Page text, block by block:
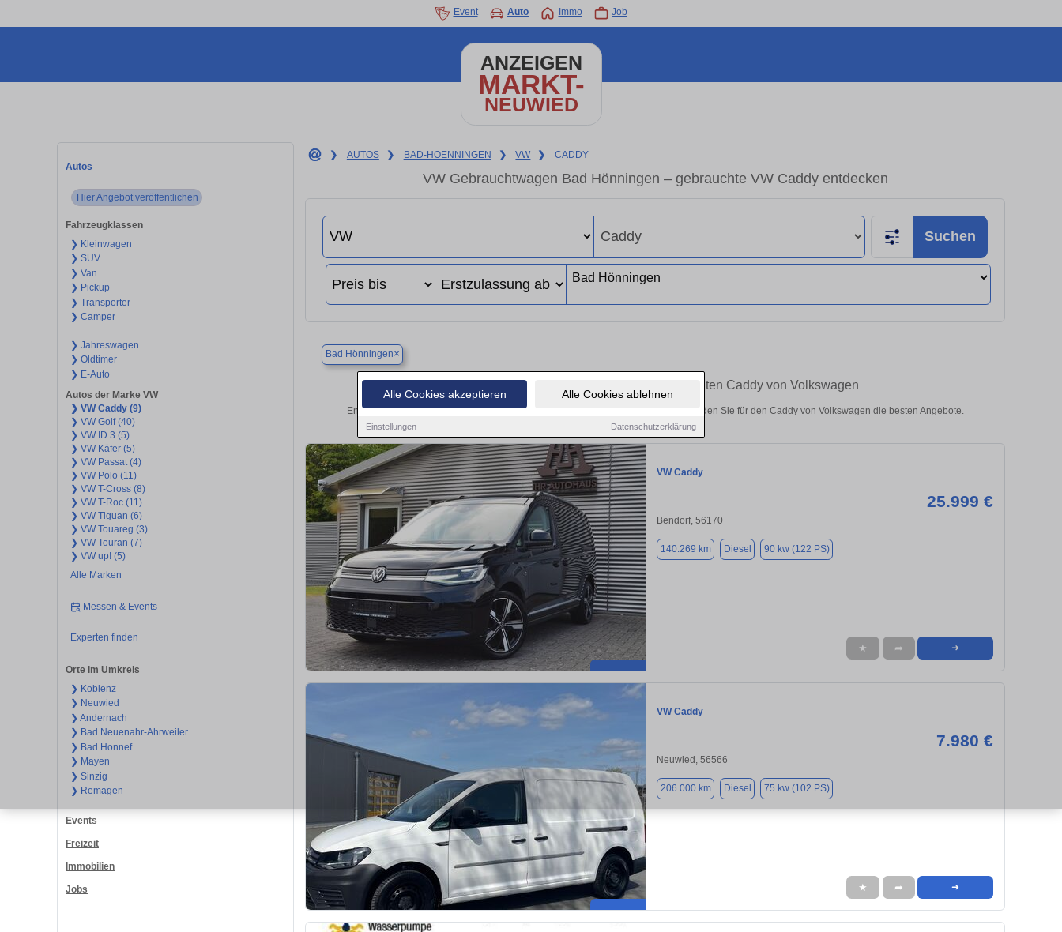
Alle Cookies akzeptieren Alle Cookies ablehnen
Einstellungen Datenschutzerklärung
Event Auto Immo Job
ANZEIGEN
MARKT-
NEUWIED
Autos
Hier Angebot veröffentlichen
Fahrzeugklassen
❯ Kleinwagen
❯ SUV
❯ Van
❯ Pickup
❯ Transporter
❯ Camper
❯ Jahreswagen
❯ Oldtimer
❯ E-Auto
Autos der Marke VW
❯ VW Caddy (9)
❯ VW Golf (40)
❯ VW ID.3 (5)
❯ VW Käfer (5)
❯ VW Passat (4)
❯ VW Polo (11)
❯ VW T-Cross (8)
❯ VW T-Roc (11)
❯ VW Tiguan (6)
❯ VW Touareg (3)
❯ VW Touran (7)
❯ VW up! (5)
Alle Marken
Messen & Events
Experten finden
Orte im Umkreis
❯ Koblenz
❯ Neuwied
❯ Andernach
❯ Bad Neuenahr-Ahrweiler
❯ Bad Honnef
❯ Mayen
❯ Sinzig
❯ Remagen
Events
Freizeit
Immobilien
Jobs
❯ AUTOS ❯ BAD-HOENNINGEN ❯ VW ❯ CADDY
VW Gebrauchtwagen Bad Hönningen – gebrauchte VW Caddy entdecken
Suchen
Bad Hönningen×
Finden Sie in Bad Hönningen Ihren gebrauchten Caddy von Volkswagen
Entdecken Sie in Bad Hönningen gebrauchte VW Caddy Gebrauchtwagen. Hier finden Sie für den Caddy von Volkswagen die besten Angebote.
VW Caddy
25.999 €
Bendorf, 56170
140.269 km Diesel 90 kw (122 PS)
★ ➦ ➜
VW Caddy
7.980 €
Neuwied, 56566
206.000 km Diesel 75 kw (102 PS)
★ ➦ ➜